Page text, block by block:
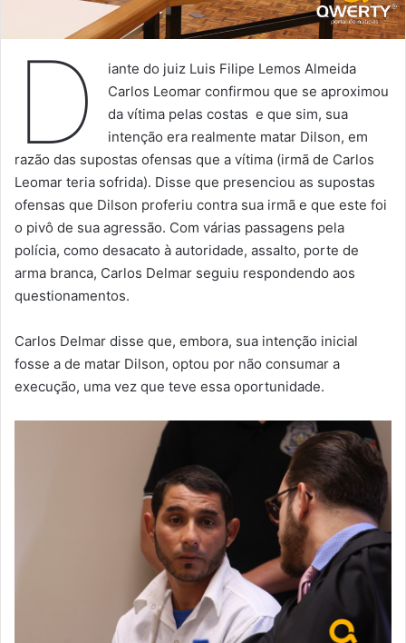
D
iante do juiz Luis Filipe Lemos Almeida
Carlos Leomar confirmou que se aproximou
da vítima pelas costas e que sim, sua
intenção era realmente matar Dilson, em
razão das supostas ofensas que a vítima (irmã de Carlos
Leomar teria sofrida). Disse que presenciou as supostas
ofensas que Dilson proferiu contra sua irmã e que este foi
o pivô de sua agressão. Com várias passagens pela
polícia, como desacato à autoridade, assalto, porte de
arma branca, Carlos Delmar seguiu respondendo aos
questionamentos.
Carlos Delmar disse que, embora, sua intenção inicial
fosse a de matar Dilson, optou por não consumar a
execução, uma vez que teve essa oportunidade.